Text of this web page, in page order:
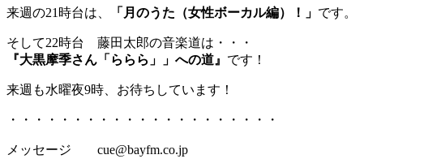
来週の21時台は、 「月のうた（女性ボーカル編）！」 です。
そして22時台 藤田太郎の音楽道は・・・
『大黒摩季さん「ららら」」への道』 です！
来週も水曜夜9時、お待ちしています！
・・・・・・・・・・・・・・・・・・・・・
メッセージ cue@bayfm.co.jp